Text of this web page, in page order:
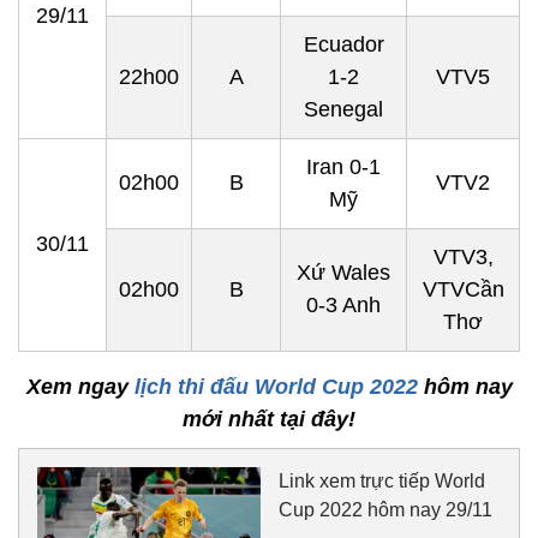
29/11
22h00 A
Ecuador
1-2
Senegal
VTV5
30/11
02h00 B
Iran 0-1
Mỹ
VTV2
02h00 B
Xứ Wales
0-3 Anh
VTV3,
VTVCần
Thơ
Xem ngay lịch thi đấu World Cup 2022hôm nay
mới nhất tại đây!
Link xem trực tiếp World
Cup 2022 hôm nay 29/11